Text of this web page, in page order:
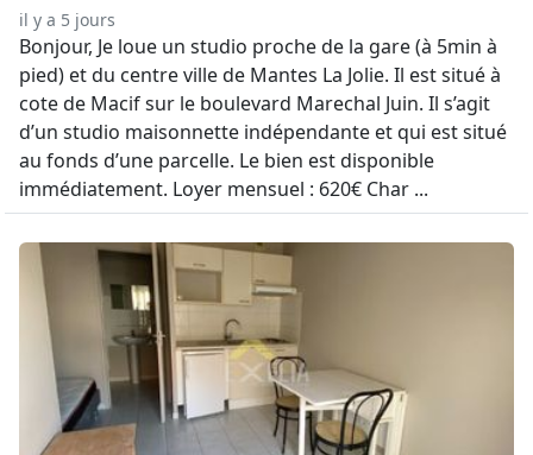
il y a 5 jours
Bonjour, Je loue un studio proche de la gare (à 5min à
pied) et du centre ville de Mantes La Jolie. Il est situé à
cote de Macif sur le boulevard Marechal Juin. Il s’agit
d’un studio maisonnette indépendante et qui est situé
au fonds d’une parcelle. Le bien est disponible
immédiatement. Loyer mensuel : 620€ Char ...